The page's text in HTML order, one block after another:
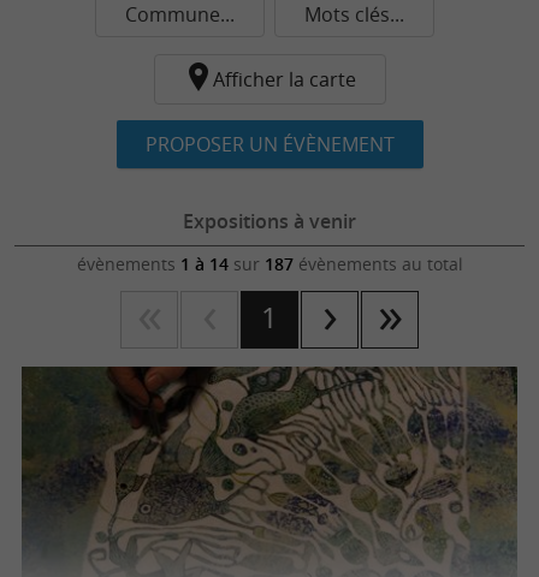
Commune... Mots clés...
Afficher la carte
PROPOSER UN ÉVÈNEMENT
Expositions à venir
évènements 1 à 14sur 187évènements au total
1